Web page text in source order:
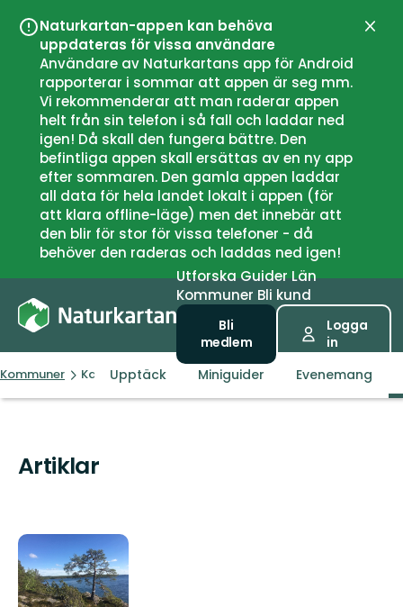
Naturkartan-appen kan behöva
uppdateras för vissa användare
Användare av Naturkartans app för Android
rapporterar i sommar att appen är seg mm.
Vi rekommenderar att man raderar appen
helt från sin telefon i så fall och laddar ned
igen! Då skall den fungera bättre. Den
befintliga appen skall ersättas av en ny app
efter sommaren. Den gamla appen laddar
all data för hela landet lokalt i appen (för
att klara offline-läge) men det innebär att
den blir för stor för vissa telefoner - då
behöver den raderas och laddas ned igen!
UtforskaGuiderLän
Kommuner Bli kund
Bli
medlem
Logga
in
Kommuner KarlsborgUpptäck Miniguider Evenemang
Artiklar